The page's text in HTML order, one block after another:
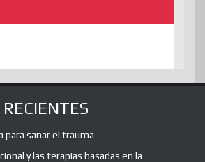
para sanar el trauma
y las terapias basadas en la